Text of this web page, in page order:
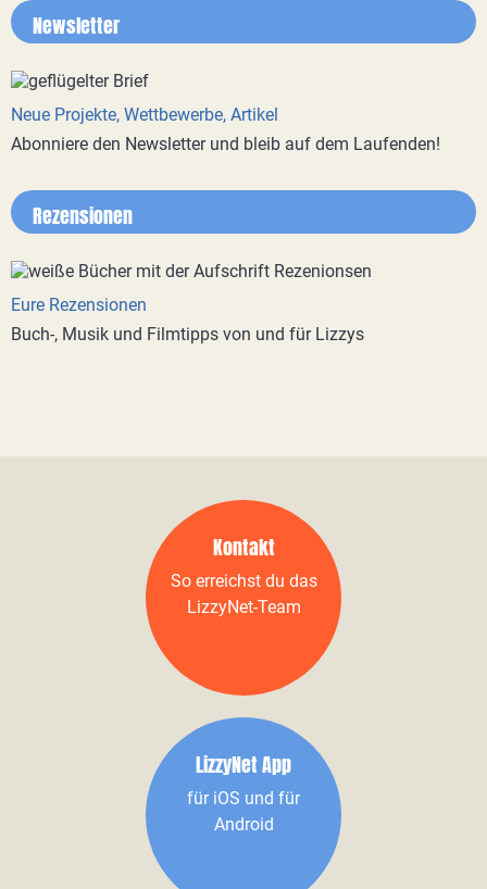
Newsletter
Neue Projekte, Wettbewerbe, Artikel
Abonniere den Newsletter und bleib auf dem Laufenden!
Rezensionen
Eure Rezensionen
Buch-, Musik und Filmtipps von und für Lizzys
Kontakt
So erreichst du das
LizzyNet-Team
LizzyNet App
für iOS und für
Android